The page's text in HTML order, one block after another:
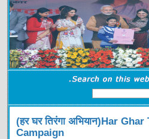
(हर घर तिरंगा अभियान)Har
Campaign